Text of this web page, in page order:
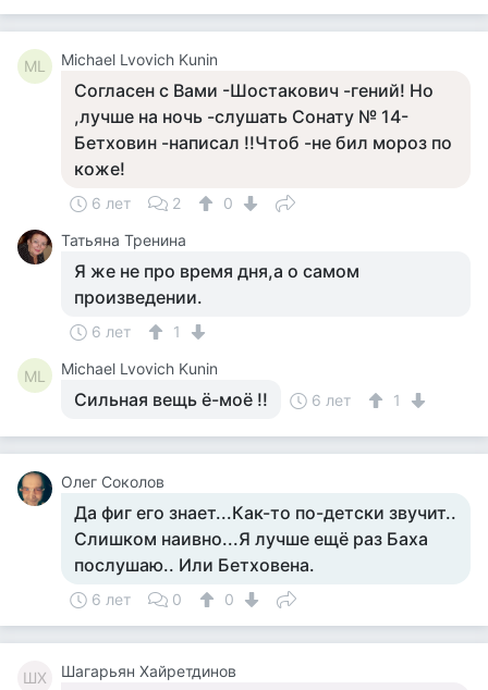
ML Michael Lvovich Kunin
Согласен с Вами -Шостакович -гений! Но
,лучше на ночь -слушать Сонату № 14-
Бетховин -написал !!Чтоб -не бил мороз по
коже!
6 лет 2
0
Татьяна Тренина
Я же не про время дня,а о самом
произведении.
6 лет 1
ML Michael Lvovich Kunin
Сильная вещь ё-моё !! 6 лет 1
Олег Соколов
Да фиг его знает...Как-то по-детски звучит..
Слишком наивно...Я лучше ещё раз Баха
послушаю.. Или Бетховена.
6 лет 0 0
ШХ Шагарьян Хайретдинов